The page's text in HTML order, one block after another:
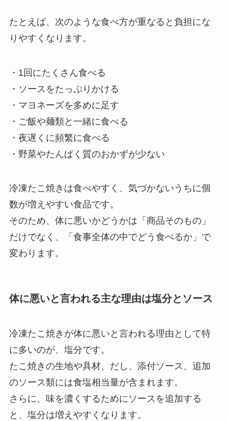
たとえば、次のような食べ方が重なると負担にな
りやすくなります。
・1回にたくさん食べる
・ソースをたっぷりかける
・マヨネーズを多めに足す
・ご飯や麺類と一緒に食べる
・夜遅くに頻繁に食べる
・野菜やたんぱく質のおかずが少ない
冷凍たこ焼きは食べやすく、気づかないうちに個
数が増えやすい食品です。
そのため、体に悪いかどうかは「商品そのもの」
だけでなく、「食事全体の中でどう食べるか」で
変わります。
体に悪いと言われる主な理由は塩分とソース
冷凍たこ焼きが体に悪いと言われる理由として特
に多いのが、塩分です。
たこ焼きの生地や具材、だし、添付ソース、追加
のソース類には食塩相当量が含まれます。
さらに、味を濃くするためにソースを追加する
と、塩分は増えやすくなります。